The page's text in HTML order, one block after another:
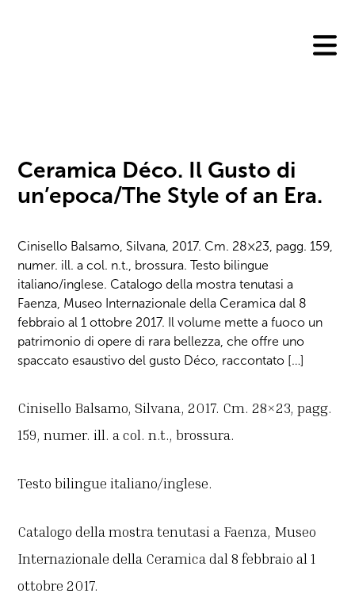
Ceramica Déco. Il Gusto di
un’epoca/The Style of an Era.
Cinisello Balsamo, Silvana, 2017. Cm. 28×23, pagg. 159,
numer. ill. a col. n.t., brossura. Testo bilingue
italiano/inglese. Catalogo della mostra tenutasi a
Faenza, Museo Internazionale della Ceramica dal 8
febbraio al 1 ottobre 2017. Il volume mette a fuoco un
patrimonio di opere di rara bellezza, che offre uno
spaccato esaustivo del gusto Déco, raccontato […]
Cinisello Balsamo, Silvana, 2017. Cm. 28×23, pagg.
159, numer. ill. a col. n.t., brossura.
Testo bilingue italiano/inglese.
Catalogo della mostra tenutasi a Faenza, Museo
Internazionale della Ceramica dal 8 febbraio al 1
ottobre 2017.